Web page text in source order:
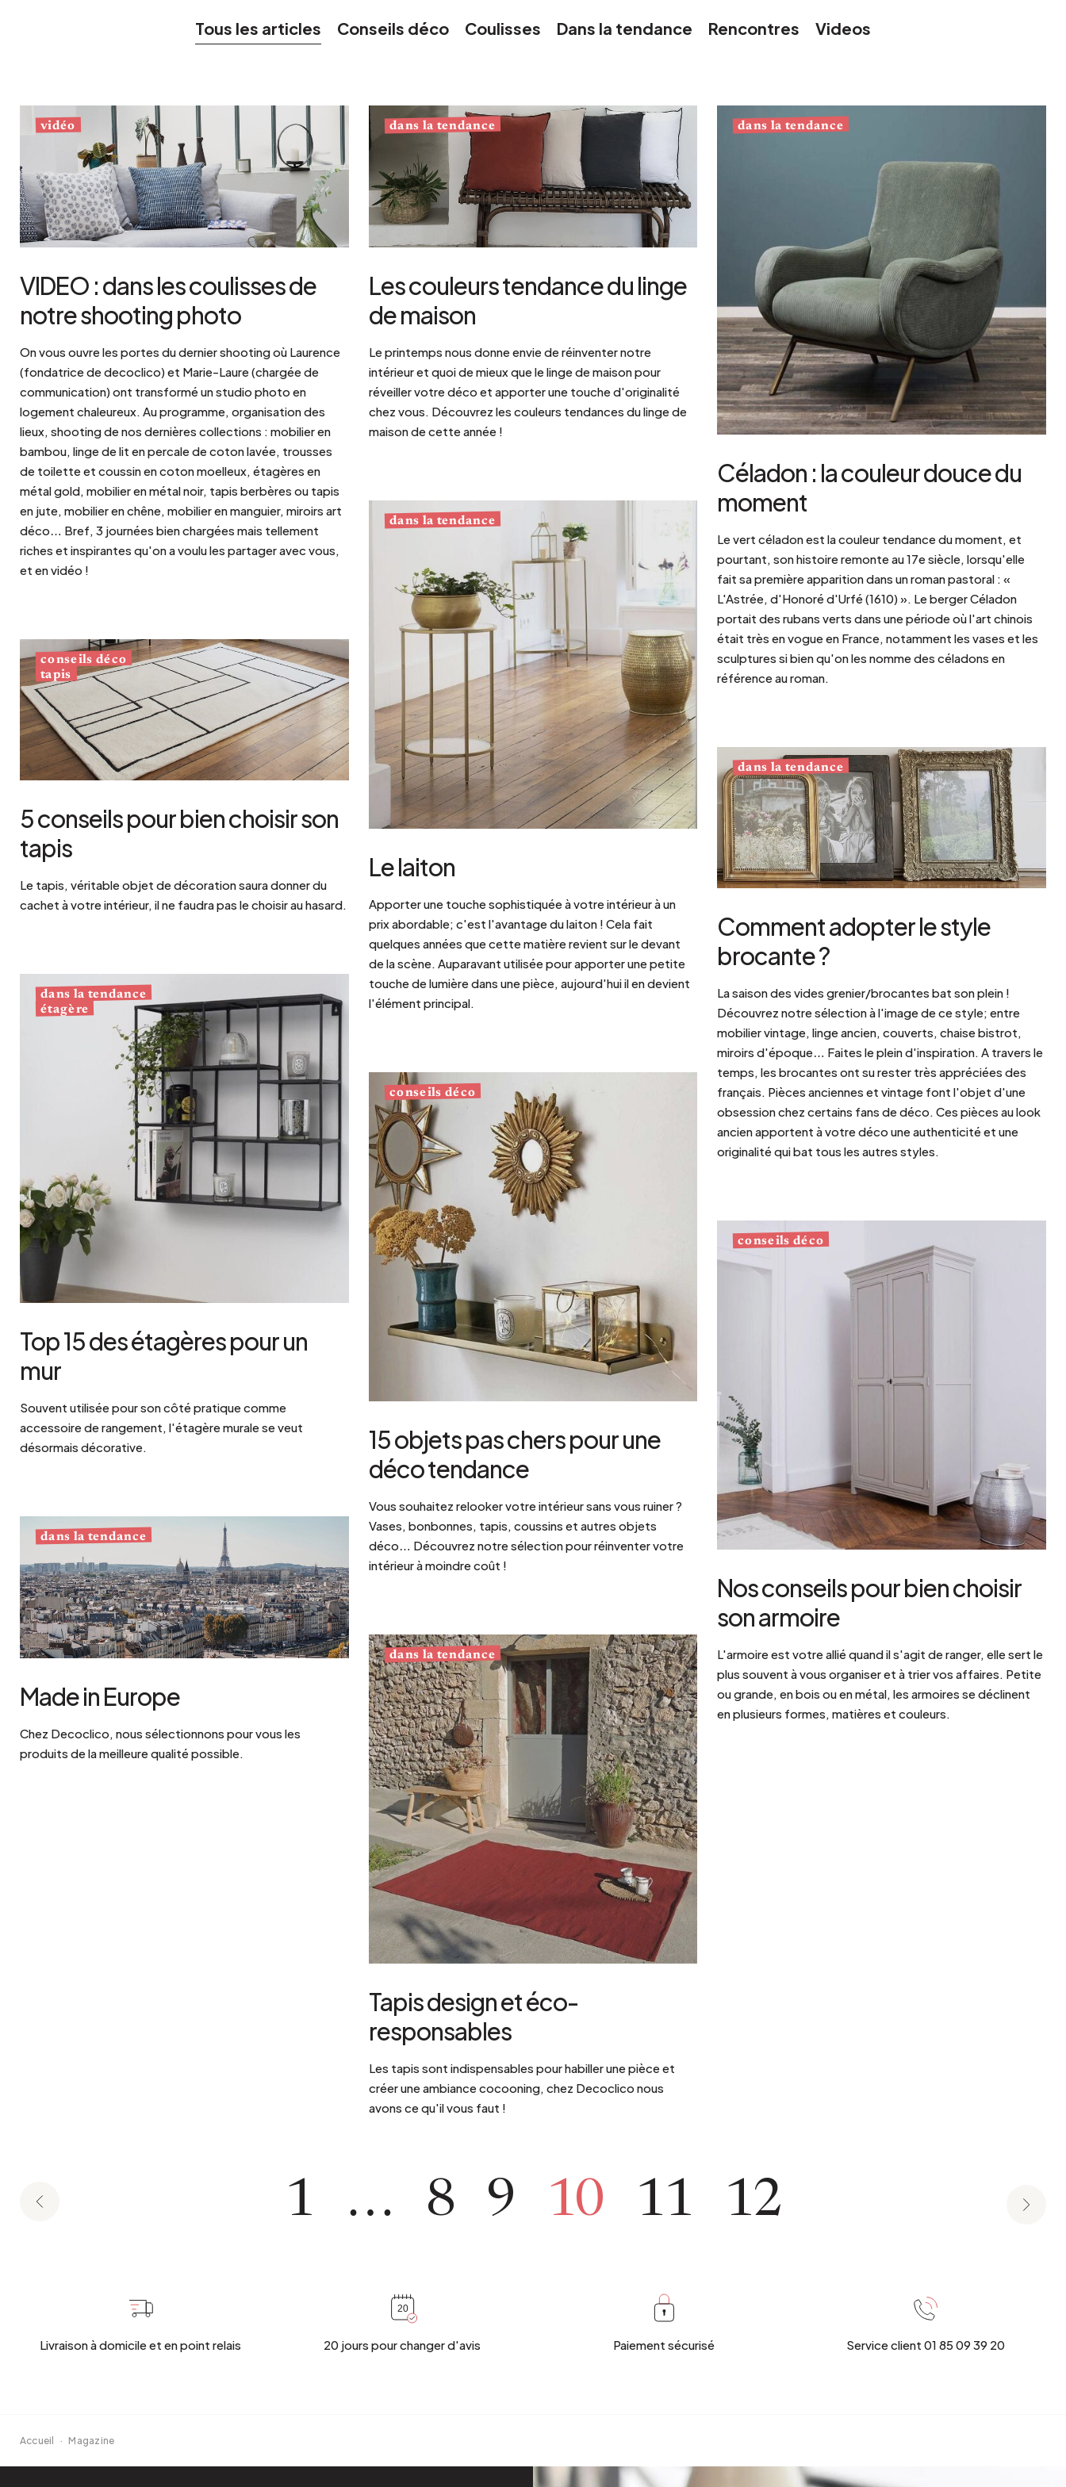
Grand hôtel
Bois blond
Tous les articles Conseils déco Coulisses Dans la tendance Rencontres Videos
vidéo
VIDEO : dans les coulisses de
notre shooting photo
On vous ouvre les portes du dernier shooting où Laurence
(fondatrice de decoclico) et Marie-Laure (chargée de
communication) ont transformé un studio photo en
logement chaleureux. Au programme, organisation des
lieux, shooting de nos dernières collections : mobilier en
bambou, linge de lit en percale de coton lavée, trousses
de toilette et coussin en coton moelleux, étagères en
métal gold, mobilier en métal noir, tapis berbères ou tapis
en jute, mobilier en chêne, mobilier en manguier, miroirs art
déco… Bref, 3 journées bien chargées mais tellement
riches et inspirantes qu'on a voulu les partager avec vous,
et en vidéo !
conseils déco
tapis
5 conseils pour bien choisir son
tapis
Le tapis, véritable objet de décoration saura donner du
cachet à votre intérieur, il ne faudra pas le choisir au hasard.
dans la tendance
étagère
Top 15 des étagères pour un
mur
Souvent utilisée pour son côté pratique comme
accessoire de rangement, l'étagère murale se veut
désormais décorative.
dans la tendance
Made in Europe
Chez Decoclico, nous sélectionnons pour vous les
produits de la meilleure qualité possible.
dans la tendance
Les couleurs tendance du linge
de maison
Le printemps nous donne envie de réinventer notre
intérieur et quoi de mieux que le linge de maison pour
réveiller votre déco et apporter une touche d'originalité
chez vous. Découvrez les couleurs tendances du linge de
maison de cette année !
dans la tendance
Le laiton
Apporter une touche sophistiquée à votre intérieur à un
prix abordable; c'est l'avantage du laiton ! Cela fait
quelques années que cette matière revient sur le devant
de la scène. Auparavant utilisée pour apporter une petite
touche de lumière dans une pièce, aujourd'hui il en devient
l'élément principal.
conseils déco
15 objets pas chers pour une
déco tendance
Vous souhaitez relooker votre intérieur sans vous ruiner ?
Vases, bonbonnes, tapis, coussins et autres objets
déco… Découvrez notre sélection pour réinventer votre
intérieur à moindre coût !
dans la tendance
Tapis design et éco-
responsables
Les tapis sont indispensables pour habiller une pièce et
créer une ambiance cocooning, chez Decoclico nous
avons ce qu'il vous faut !
dans la tendance
Céladon : la couleur douce du
moment
Le vert céladon est la couleur tendance du moment, et
pourtant, son histoire remonte au 17e siècle, lorsqu'elle
fait sa première apparition dans un roman pastoral : «
L'Astrée, d'Honoré d'Urfé (1610) ». Le berger Céladon
portait des rubans verts dans une période où l'art chinois
était très en vogue en France, notamment les vases et les
sculptures si bien qu'on les nomme des céladons en
référence au roman.
dans la tendance
Comment adopter le style
brocante ?
La saison des vides grenier/brocantes bat son plein !
Découvrez notre sélection à l'image de ce style; entre
mobilier vintage, linge ancien, couverts, chaise bistrot,
miroirs d'époque… Faites le plein d'inspiration. A travers le
temps, les brocantes ont su rester très appréciées des
français. Pièces anciennes et vintage font l'objet d'une
obsession chez certains fans de déco. Ces pièces au look
ancien apportent à votre déco une authenticité et une
originalité qui bat tous les autres styles.
conseils déco
Nos conseils pour bien choisir
son armoire
L'armoire est votre allié quand il s'agit de ranger, elle sert le
plus souvent à vous organiser et à trier vos affaires. Petite
ou grande, en bois ou en métal, les armoires se déclinent
en plusieurs formes, matières et couleurs.
1 … 8 9 10 11 12
Livraison à domicile et en point relais 20 jours pour changer d'avis Paiement sécurisé Service client 01 85 09 39 20
Accueil · Magazine